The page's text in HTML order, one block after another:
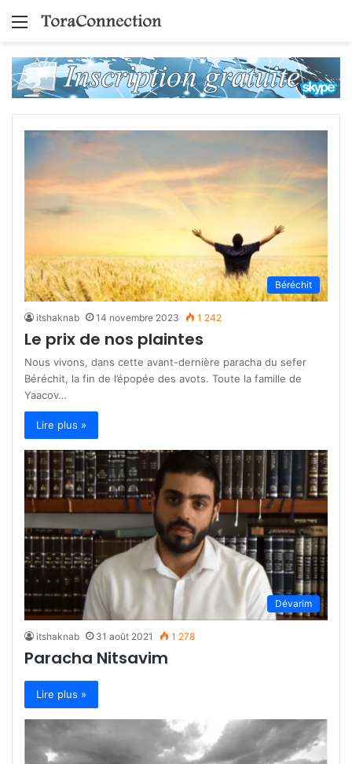
Menu
Béréchit
itshaknab 14 novembre 2023 1 242
Le prix de nos plaintes
Nous vivons, dans cette avant-dernière paracha du sefer
Béréchit, la fin de l’épopée des avots. Toute la famille de
Yaacov…
Lire plus »
Dévarim
itshaknab 31 août 2021 1 278
Paracha Nitsavim
Lire plus »